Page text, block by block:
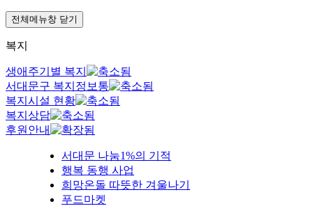
전체메뉴창 닫기
복지
생애주기별 복지
서대문구 복지정보통
복지시설 현황
복지상담
후원안내
서대문 나눔1%의 기적
행복 동행 사업
희망온돌 따뜻한 겨울나기
푸드마켓